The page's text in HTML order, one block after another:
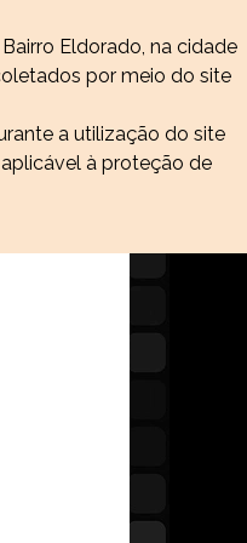
Eldorado, na cidade
por meio do site
a utilização do site
à proteção de